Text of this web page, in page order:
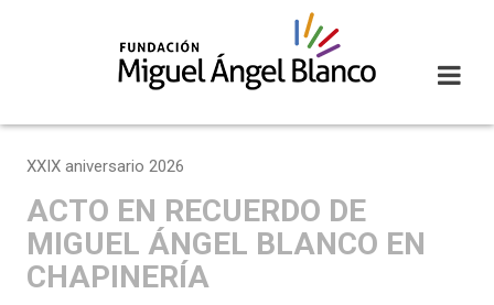
XXIX aniversario 2026
ACTO EN RECUERDO DE
MIGUEL ÁNGEL BLANCO EN
CHAPINERÍA